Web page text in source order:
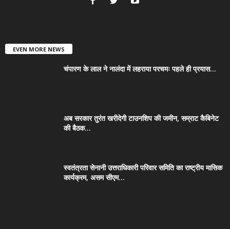
EVEN MORE NEWS
चंपारण के लाल ने नालंदा में लहराया परचमः पहले ही प्रयास...
अब सरकार तुरंत खरीदेगी टाउनशिप की जमीन, सम्राट कैबिनेट
की बैठक...
स्वतंत्रता सेनानी उत्तराधिकारी परिवार समिति का राष्ट्रीय मासिक
कार्यक्रम, असम सीएम...